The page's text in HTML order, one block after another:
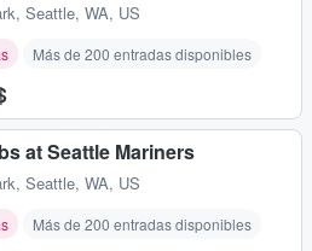
, Seattle, WA, US
Más de 200 entradas disponibles
at Seattle Mariners
, Seattle, WA, US
Más de 200 entradas disponibles